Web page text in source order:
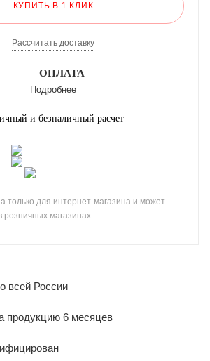
КУПИТЬ В 1 КЛИК
Рассчитать доставку
ОПЛАТА
Подробнее
и безналичный расчет
только для интернет-магазина и может
розничных магазинах
всей России
продукцию 6 месяцев